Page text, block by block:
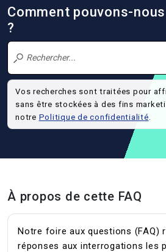
Comment pouvons-
?
Vos recherches sont traitées pour
sans être stockées à des fins
notre Politique de confidentialité.
À propos de cette FAQ
Notre foire aux questions (FAQ)
réponses aux interrogations les